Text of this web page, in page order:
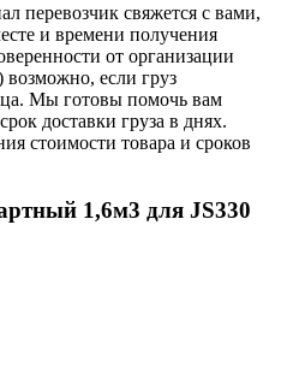
перевозчик свяжется с вами,
и времени получения
от организации
возможно, если груз
Мы готовы помочь вам
доставки груза в днях.
стоимости товара и сроков
1,6м3 для JS330